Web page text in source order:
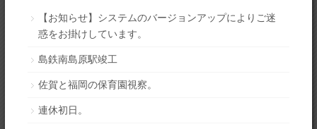
【お知らせ】システムのバージョンアップによりご迷
惑をお掛けしています。
島鉄南島原駅竣工
佐賀と福岡の保育園視察。
連休初日。